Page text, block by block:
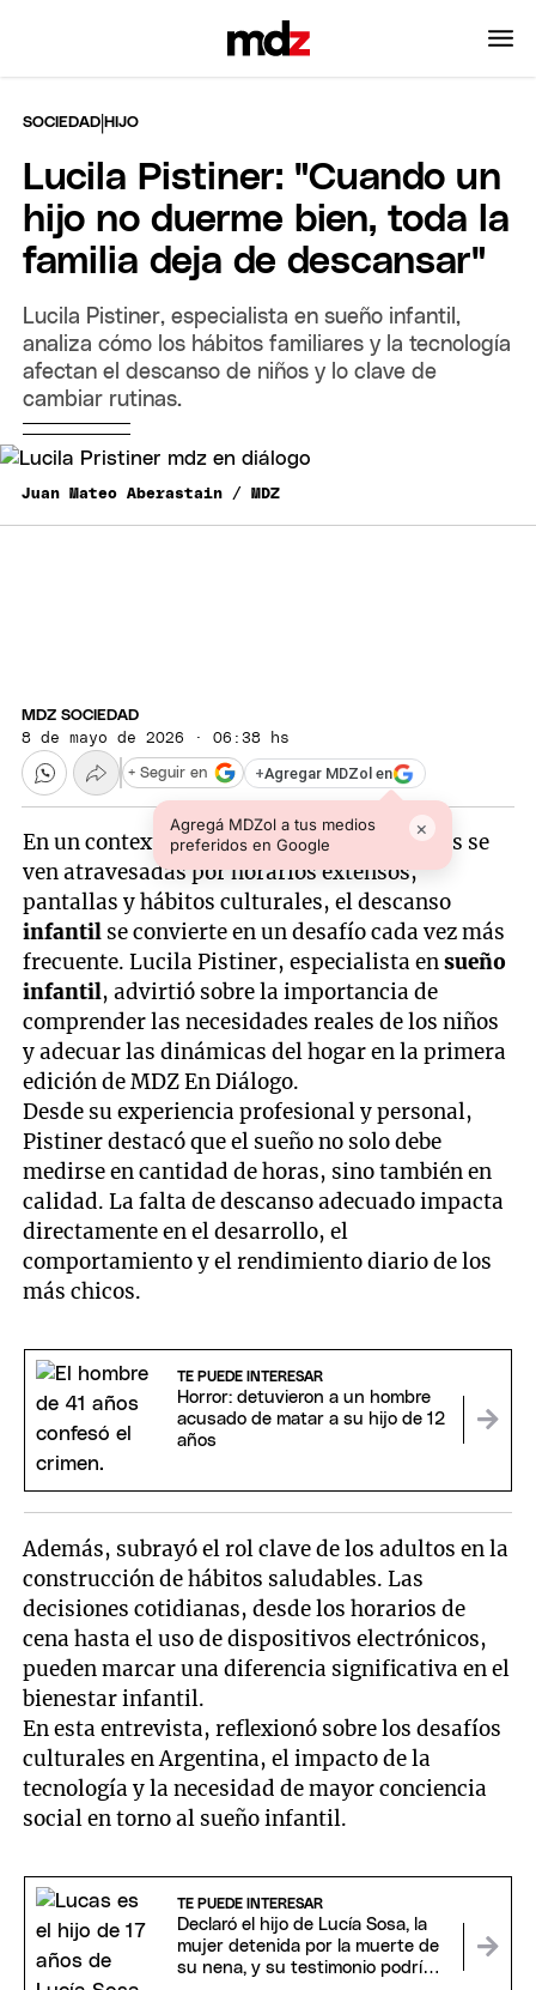
SOCIEDAD |HIJO
Lucila Pistiner: "Cuando un
hijo no duerme bien, toda la
familia deja de descansar"
Lucila Pistiner, especialista en sueño infantil,
analiza cómo los hábitos familiares y la tecnología
afectan el descanso de niños y lo clave de
cambiar rutinas.
Juan Mateo Aberastain / MDZ
MDZ SOCIEDAD
8 de mayo de 2026 · 06:38 hs
+Agregar MDZol en
Agregá MDZol a tus medios
preferidos en Google
×
+ Seguir en
En un contexto donde las rutinas familiares se
ven atravesadas por horarios extensos,
pantallas y hábitos culturales, el descanso
infantil se convierte en un desafío cada vez más
frecuente. Lucila Pistiner, especialista ensueño
infantil, advirtió sobre la importancia de
comprender las necesidades reales de los niños
y adecuar las dinámicas del hogar en la primera
edición de MDZ En Diálogo.
Desde su experiencia profesional y personal,
Pistiner destacó que el sueño no solo debe
medirse en cantidad de horas, sino también en
calidad. La falta de descanso adecuado impacta
directamente en el desarrollo, el
comportamiento y el rendimiento diario de los
más chicos.
TE PUEDE INTERESAR
Horror: detuvieron a un hombre
acusado de matar a su hijo de 12
años
Además, subrayó el rol clave de los adultos en la
construcción de hábitos saludables. Las
decisiones cotidianas, desde los horarios de
cena hasta el uso de dispositivos electrónicos,
pueden marcar una diferencia significativa en el
bienestar infantil.
En esta entrevista, reflexionó sobre los desafíos
culturales en Argentina, el impacto de la
tecnología y la necesidad de mayor conciencia
social en torno al sueño infantil.
TE PUEDE INTERESAR
Declaró el hijo de Lucía Sosa, la
mujer detenida por la muerte de
su nena, y su testimonio podría